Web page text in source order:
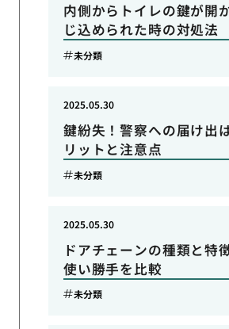
内側からトイレの鍵が開
じ込められた時の対処法
未分類
鍵紛失！警察への届け出
リットと注意点
2025.05.30
未分類
ドアチェーンの種類と特
使い勝手を比較
2025.05.30
未分類